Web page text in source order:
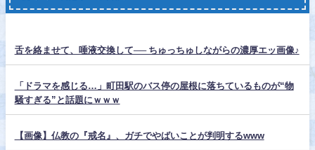
舌を絡ませて、唾液交換して── ちゅっちゅしながらの濃厚エッ画像♪
「ドラマを感じる…」町田駅のバス停の屋根に落ちているものが“物
騒すぎる”と話題にｗｗｗ
【画像】仏教の『戒名』、ガチでやばいことが判明するwww